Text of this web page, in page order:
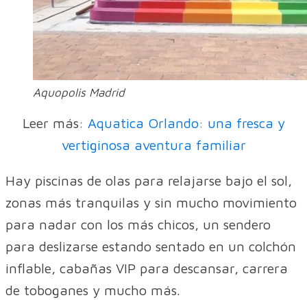
Aquopolis Madrid
Leer más: Aquatica Orlando: una fresca y
vertiginosa aventura familiar
Hay piscinas de olas para relajarse bajo el sol,
zonas más tranquilas y sin mucho movimiento
para nadar con los más chicos, un sendero
para deslizarse estando sentado en un colchón
inflable, cabañas VIP para descansar, carrera
de toboganes y mucho más.